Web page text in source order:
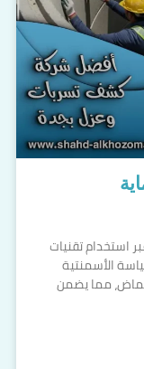
استخدام تقنيات
الأسمنتية
مما يضمن